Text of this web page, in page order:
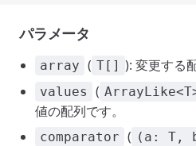
パラメータ
array ( T[] ): 変更する
values (
値の配列です。
comparator ( (a: T,